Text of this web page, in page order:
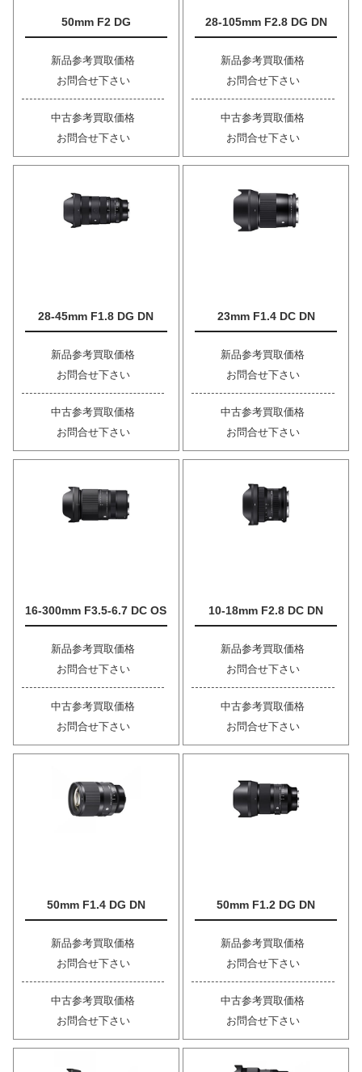
50mm F2 DG
新品参考買取価格
お問合せ下さい
中古参考買取価格
お問合せ下さい
28-105mm F2.8 DG DN
新品参考買取価格
お問合せ下さい
中古参考買取価格
お問合せ下さい
28-45mm F1.8 DG DN
新品参考買取価格
お問合せ下さい
中古参考買取価格
お問合せ下さい
23mm F1.4 DC DN
新品参考買取価格
お問合せ下さい
中古参考買取価格
お問合せ下さい
16-300mm F3.5-6.7 DC OS
新品参考買取価格
お問合せ下さい
中古参考買取価格
お問合せ下さい
10-18mm F2.8 DC DN
新品参考買取価格
お問合せ下さい
中古参考買取価格
お問合せ下さい
50mm F1.4 DG DN
新品参考買取価格
お問合せ下さい
中古参考買取価格
お問合せ下さい
50mm F1.2 DG DN
新品参考買取価格
お問合せ下さい
中古参考買取価格
お問合せ下さい